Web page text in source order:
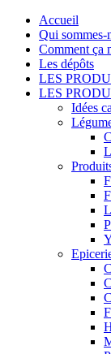
Accueil
Qui sommes-
Comment ça
Les dépôts
LES
LES
Idées